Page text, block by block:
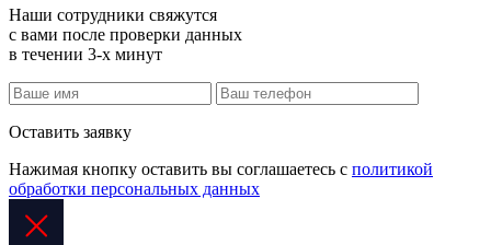
Наши сотрудники свяжутся
с вами после проверки данных
в течении 3-х минут
Оставить заявку
Нажимая кнопку оставить вы соглашаетесь с политикой
обработки персональных данных